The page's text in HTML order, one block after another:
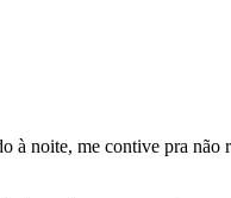
noite, me contive pra